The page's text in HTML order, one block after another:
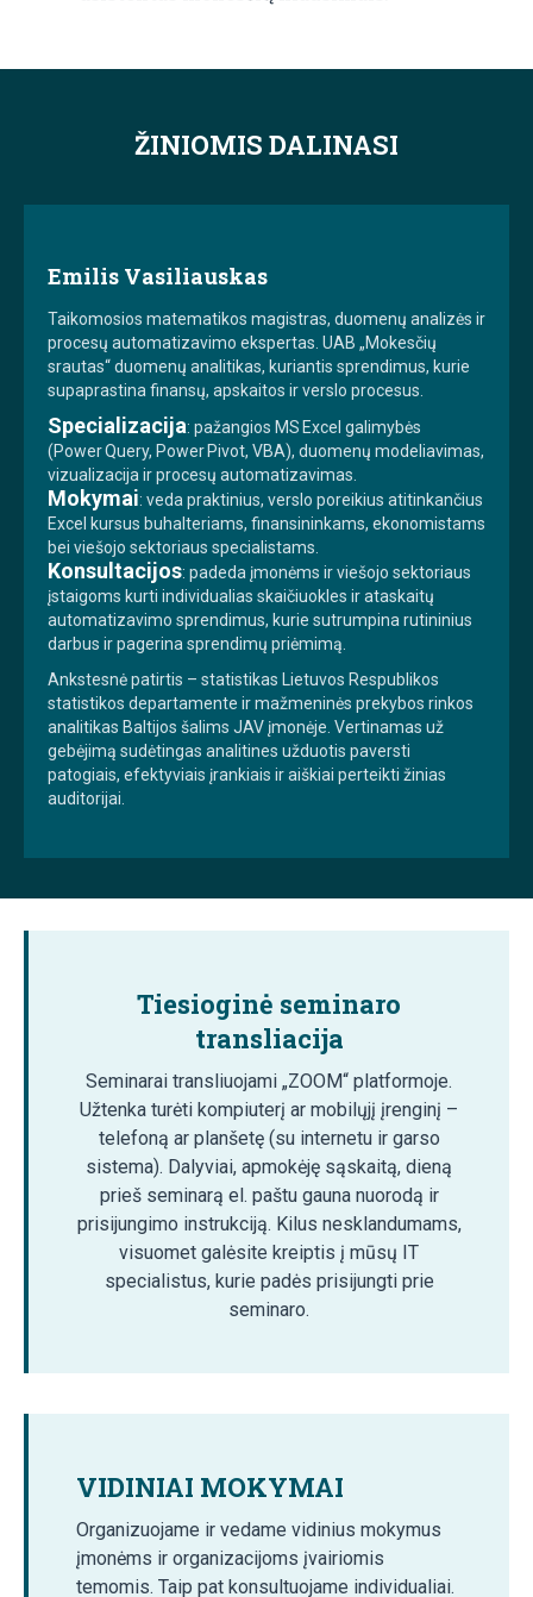
ŽINIOMIS DALINASI
Emilis Vasiliauskas
Taikomosios matematikos magistras, duomenų analizės ir
procesų automatizavimo ekspertas. UAB „Mokesčių
srautas“ duomenų analitikas, kuriantis sprendimus, kurie
supaprastina finansų, apskaitos ir verslo procesus.
Specializacija: pažangios MS Excel galimybės
(Power Query, Power Pivot, VBA), duomenų modeliavimas,
vizualizacija ir procesų automatizavimas.
Mokymai: veda praktinius, verslo poreikius atitinkančius
Excel kursus buhalteriams, finansininkams, ekonomistams
bei viešojo sektoriaus specialistams.
Konsultacijos: padeda įmonėms ir viešojo sektoriaus
įstaigoms kurti individualias skaičiuokles ir ataskaitų
automatizavimo sprendimus, kurie sutrumpina rutininius
darbus ir pagerina sprendimų priėmimą.
Ankstesnė patirtis – statistikas Lietuvos Respublikos
statistikos departamente ir mažmeninės prekybos rinkos
analitikas Baltijos šalims JAV įmonėje. Vertinamas už
gebėjimą sudėtingas analitines užduotis paversti
patogiais, efektyviais įrankiais ir aiškiai perteikti žinias
auditorijai.
Tiesioginė seminaro
transliacija
Seminarai transliuojami „ZOOM“ platformoje.
Užtenka turėti kompiuterį ar mobilųjį įrenginį –
telefoną ar planšetę (su internetu ir garso
sistema). Dalyviai, apmokėję sąskaitą, dieną
prieš seminarą el. paštu gauna nuorodą ir
prisijungimo instrukciją. Kilus nesklandumams,
visuomet galėsite kreiptis į mūsų IT
specialistus, kurie padės prisijungti prie
seminaro.
VIDINIAI MOKYMAI
Organizuojame ir vedame vidinius mokymus
įmonėms ir organizacijoms įvairiomis
temomis. Taip pat konsultuojame individualiai.